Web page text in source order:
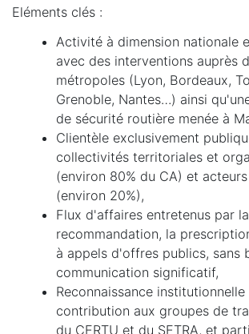
Eléments clés :
Activité à dimension nationale
avec des interventions auprès
métropoles (Lyon, Bordeaux,
Grenoble, Nantes…) ainsi
de sécurité routière menée à
Clientèle exclusivement
collectivités territoriales et
(environ 80% du CA) et
(environ 20%),
Flux d'affaires entretenus par la
recommandation, la
à appels d'offres publics, sans
communication significatif,
Reconnaissance
contribution aux groupes de
du CERTU et du SETRA, et